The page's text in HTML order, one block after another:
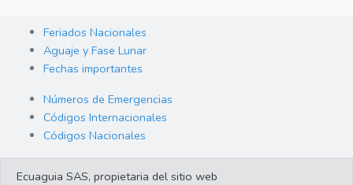
Feriados Nacionales
Aguaje y Fase Lunar
Fechas importantes
Números de Emergencias
Códigos Internacionales
Códigos Nacionales
Ecuaguia SAS, propietaria del sitio web